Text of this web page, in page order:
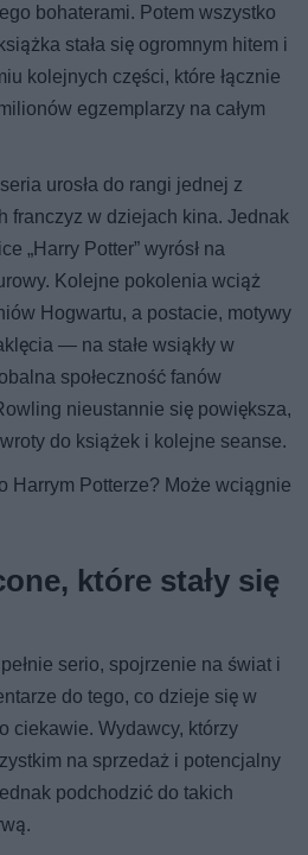
bohaterami. Potem wszystko
stała się ogromnym hitem i
kolejnych części, które łącznie
egzemplarzy na całym
urosła do rangi jednej z
franczyz w dziejach kina. Jednak
„Harry Potter” wyrósł na
Kolejne pokolenia wciąż
Hogwartu, a postacie, motywy
— na stałe wsiąkły w
społeczność fanów
nieustannie się powiększa,
do książek i kolejne seanse.
Harrym Potterze? Może wciągnie
które stały się
serio, spojrzenie na świat i
do tego, co dzieje się w
ciekawie. Wydawcy, którzy
na sprzedaż i potencjalny
podchodzić do takich